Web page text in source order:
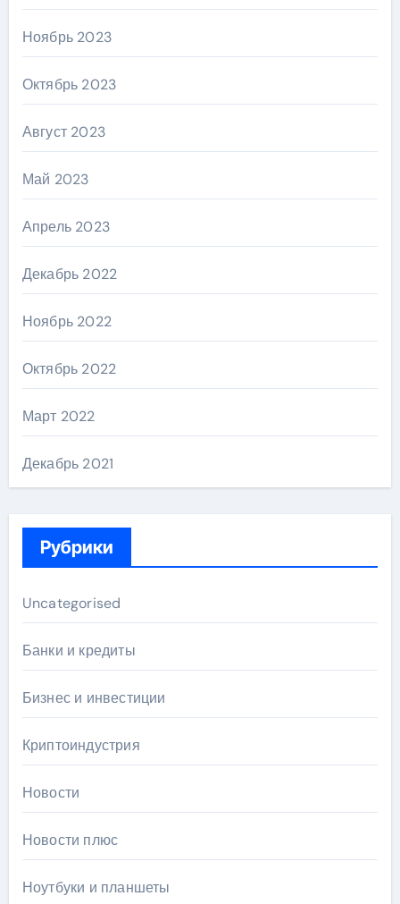
Ноябрь 2023
Октябрь 2023
Август 2023
Май 2023
Апрель 2023
Декабрь 2022
Ноябрь 2022
Октябрь 2022
Март 2022
Декабрь 2021
Рубрики
Uncategorised
Банки и кредиты
Бизнес и инвестиции
Криптоиндустрия
Новости
Новости плюс
Ноутбуки и планшеты